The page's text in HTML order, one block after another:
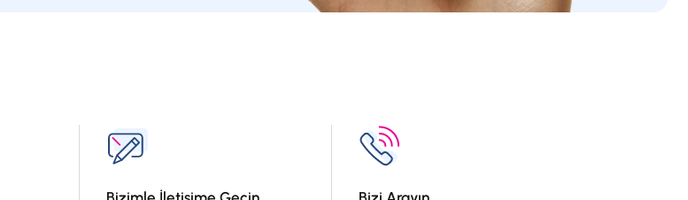
+ kâr payı + ilave getiri ödenir.